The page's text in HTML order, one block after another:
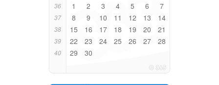
36 1 2 3 4 5 6 7
37 8 9 10 11 12 13 14
38 15 16 17 18 19 20 21
39 22 23 24 25 26 27 28
40 29 30